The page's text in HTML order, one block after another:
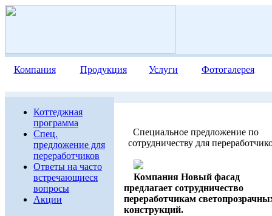
Компания Продукция Услуги Фотогалерея
Коттеджная
программа
Спец.
предложение для
переработчиков
Ответы на часто
встречающиеся
вопросы
Акции
Специальное предложение по
сотрудничеству для
Компания Новый фасад
предлагает сотрудничество
переработчикам
конструкций.